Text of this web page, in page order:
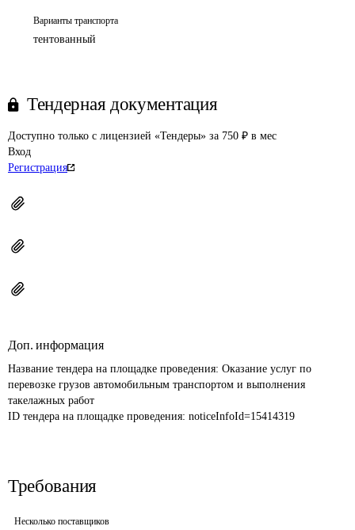
Варианты транспорта
тентованный
Тендерная документация
Доступно только с лицензией «Тендеры» за 750 ₽ в мес
Вход
Регистрация
Доп. информация
Название тендера на площадке проведения: Оказание услуг по
перевозке грузов автомобильным транспортом и выполнения
такелажных работ
ID тендера на площадке проведения: noticeInfoId=15414319
Требования
Несколько поставщиков